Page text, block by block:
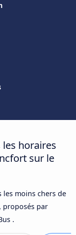
horaires
sur le
les moins chers de
proposés par
.